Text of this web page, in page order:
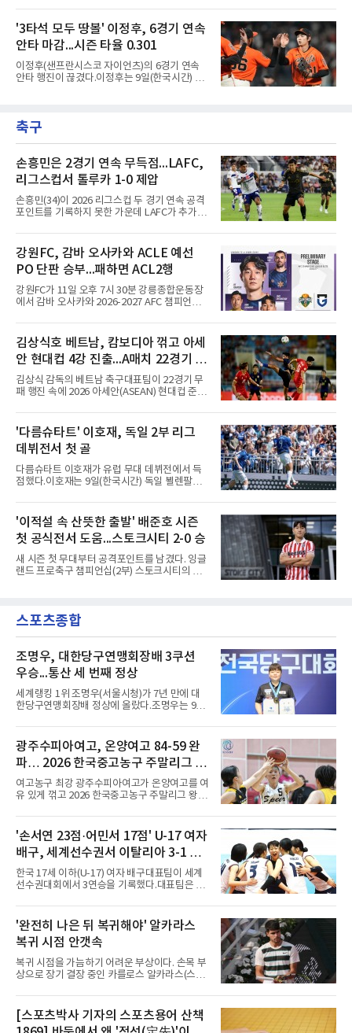
인트루이스에서 데뷔해 이듬해 마이애미로 이적
한 그는 2022년 리그 최다 228⅔이닝
김현수가 FA 시장에서 이적했던 충격적인 선례
가 소환되면서 벌써부터 팬들의 이목이 집중되
는 양상이다.다만 이번 협상은 과거 김현수 케이
스와는 판이하게 다른 환경 속에서 전개될 것으
로 보인다. 선수 측과 구단 간의 시각 차이가 팽
팽히 맞서며 내부 협상 과정은 극심한 진통을 겪
을 가능성이 크지만, 시장 외부에서 불어오는 변
에서 이탈하는 아픔을 겪었고, 이어진 2026시즌
초중반에도 실전 감각 회복
'3타석 모두 땅볼' 이정후, 6경기 연속
안타 마감...시즌 타율 0.301
이정후(샌프란시스코 자이언츠)의 6경기 연속
안타 행진이 끊겼다.이정후는 9일(한국시간) 미
은 0.301로 하락했다. 1회와 4회 유격수 땅볼, 7
회 2루수 땅볼로 물러났고 9회초 대수비와 교체
데다 7회 6실점이 겹쳐 0-8로 졌다.샌디에이고
파드리스 송성문은 휴스턴 애스트로스와의 홈경
기에 결장했다. 샌디에이고는 3-2로 이겼다.
축구
손흥민은 2경기 연속 무득점...LAFC,
리그스컵서 톨루카 1-0 제압
손흥민(34)이 2026 리그스컵 두 경기 연속 공격
포인트를 기록하지 못한 가운데 LAFC가 추가시
간) 미국 로스앤젤레스 BMO 스타디움에서 열린
멕시코 리가 MX 톨루카와의 조별리그 2차전에
최전방 공격수로 선발 출전했으나 슈팅 없이 후
반 23분 주드 테리와 교체됐다. 북중미 월드컵
이후 MLS 4경기 연속 골을 넣었던 그는 지난 6
일 치바스 과달라하라전에 이어 침묵했다.전반
1분 다비드 마르티네스가 얻은 페널티킥은 비디
이컵 샤펠버그의 크로스가 걷혀 나오자 에디 세
구라가 페널티아크 왼쪽에서 오
강원FC, 감바 오사카와 ACLE 예선
PO 단판 승부...패하면 ACL2행
강원FC가 11일 오후 7시 30분 강릉종합운동장
에서 감바 오사카와 2026-2027 AFC 챔피언스
승자는 ACLE 본선에 오르고 패자는 2부 격 대회
인 AFC 챔피언스리그2(ACL2)로 향한다. 강원은
2024시즌 K리그1 준우승 자격으로 나선 지난 시
즌 ACLE에서 창단 첫 아시아 무대를 경험하며
16강에 진출했고, 2025시즌 리그 5위로 이번 출
전권을 얻었다.감바 오사카는 2025-2026시즌
ACL2 결승에서 크리스티아누 호날두의 소속팀
기세도 좋다.최근 리그 2연패로 상승세가 끊긴
강원은 이번 승리로 반등을 노린다. 김대
김상식호 베트남, 캄보디아 꺾고 아세
안 현대컵 4강 진출...A매치 22경기 무
패 질주
김상식 감독의 베트남 축구대표팀이 22경기 무
패 행진 속에 2026 아세안(ASEAN) 현대컵 준결
딘 국립경기장에서 열린 캄보디아와의 조별리그
A조 4차전에서 응우옌 딘 박의 2골과 상대 자책
골을 묶어 3-1로 이겼다. 3승 1무 승점 10으로
싱가포르(승점 8)를 제치고 조 1위를 차지했고,
A매치 연속 무패는 22경기(19승 3무)로 늘렸다.
종전 자국 기록은 18경기였다.2년마다 열리는
현대컵은 '동남아의 월드컵'으로 불리며, 스즈키
패와 통산 4번째 우승을 노린다.준결승 상대 말
레이시아는 8일 필리핀을 1-0
'다름슈타트' 이호재, 독일 2부 리그
데뷔전서 첫 골
다름슈타트 이호재가 유럽 무대 데뷔전에서 득
점했다.이호재는 9일(한국시간) 독일 뵐렌팔토
2027시즌 2.분데스리가(2부) 개막전에서 0-2로
뒤진 후반 추격골을 넣었다. 후반 15분 핀 라켄
마허와 교체 투입된 그는 후반 31분 페널티지역
오른쪽에서 카이 클레피시의 패스를 받아 오른
발 슈팅으로 마무리했다.다름슈타트는 후반 41
분 알렉산다르 부코티치의 동점골로 승점 1을
챙겼다. 홀슈타인 킬은 전반 8분 기예르모 발지,
활용한 제공권과 문전 슈팅이 강점인 정통 스트
라이커로, K리그1 포항 스틸러스에서
'이적설 속 산뜻한 출발' 배준호 시즌
첫 공식전서 도움...스토크시티 2-0 승
새 시즌 첫 무대부터 공격포인트를 남겼다. 잉글
랜드 프로축구 챔피언십(2부) 스토크시티의 배
의 2026-2027시즌 잉글랜드 풋볼리그컵(EFL
컵) 1라운드에서 팀의 2-0 승리에 쐐기를 박는
다. 1-0으로 앞서던 후반 21분 그라운드를 밟은
그는 후반 37분 상대 수비 라인 사이를 찌르는
전진 패스를 건넸고, 이를 받은 로베르트 보제니
크가 단독 드리블 끝에 오른발 슈팅으로 골망을
흔들었다.시점도 좋았다. 프랑스 올랭피크 리옹
이적설이 도는 배준호는 시즌 첫
스포츠종합
조명우, 대한당구연맹회장배 3쿠션
우승...통산 세 번째 정상
세계랭킹 1위 조명우(서울시청)가 7년 만에 대
한당구연맹회장배 정상에 올랐다.조명우는 9일
'SOOP과 함께하는 2026 대한당구연맹회장배
전국당구대회' 캐롬 3쿠션 남자부 결승에서 송
윤도(홍성고부설방통고)를 50-36으로 꺾었다.
유소년 시절 '조명우 키즈'로 성장한 후배와의 대
결이었다.2017년 이 대회에서 만 19세 5개월로
국내 성인 3쿠션 최연소 우승을 기록한 그는
2019년에 이어 통산 세 번째 우승을 거뒀다. 조
정승일(서울당구연맹), 이범열(시흥시체육회).
여자 3쿠션 일반부에서는 허채원(서울당
광주수피아여고, 온양여고 84-59 완
파… 2026 한국중고농구 주말리그 왕
중왕전 2연패 순항
여고농구 최강 광주수피아여고가 온양여고를 여
유 있게 꺾고 2026 한국중고농구 주말리그 왕중
수피아여고는 9일 전남 해남 동백체육관에서 열
린 대회 여고부 예선리그 B조 첫 경기에서 온양
여고를 84-59로 완파했다.광주수피아여고는 김
사랑이 24점, 김담희가 20점을 올리며 공격을
이끌었다. 두 선수는 팀 득점의 절반 이상을 합작
하며 승리를 견인했다.이로써 광주수피아여고는
첫 경기부터 25점 차 승리를 거두며 대회 2연패
누르고 8강에 진출했다. 용산고는 이승민이 22
점을 기록하며 공격을 주도했고
'손서연 23점·어민서 17점' U-17 여자
배구, 세계선수권서 이탈리아 3-1 완
파...조별리그 3연승
한국 17세 이하(U-17) 여자 배구대표팀이 세계
선수권대회에서 3연승을 기록했다.대표팀은 9
FIVB U-17 여자 세계선수권대회 조별리그 D조
3차전에서 이탈리아를 3-1(25-14 25-19 13-25
25-20)로 꺾었다. 푸에르토리코, 대만에 이은 3
연승으로 승점 9를 쌓아 조 1위에 올랐다. 24개
팀이 6개 팀씩 4개 조로 나뉘어 조별리그를 치르
며 각 조 상위 4개 팀이 16강에 진출한다.지난해
U-16 아시아선수권 우승으로 처음 이 대회에 나
종반 점수 차를 벌려 승점 3을 챙겼다.블로킹은
7-16으로 밀렸지만 한국보다
'완전히 나은 뒤 복귀해야' 알카라스
복귀 시점 안갯속
복귀 시점을 가늠하기 어려운 부상이다. 손목 부
상으로 장기 결장 중인 카를로스 알카라스(스페
을지 관심이 쏠린다.얀니크 신네르(이탈리아)와
정상을 다투던 알카라스는 지난 4월 바르셀로나
오픈 이후 넉 달째 남자프로테니스(ATP) 투어 경
[스포츠박사 기자의 스포츠용어 산책